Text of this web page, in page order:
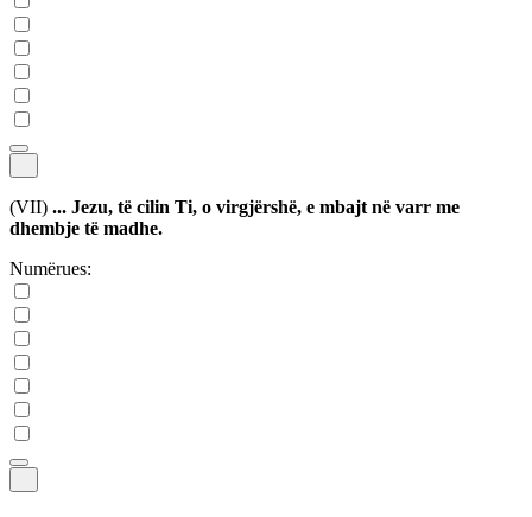
(VII) ... Jezu, të cilin Ti, o virgjërshë, e mbajt në varr me
dhembje të madhe.
Numërues: